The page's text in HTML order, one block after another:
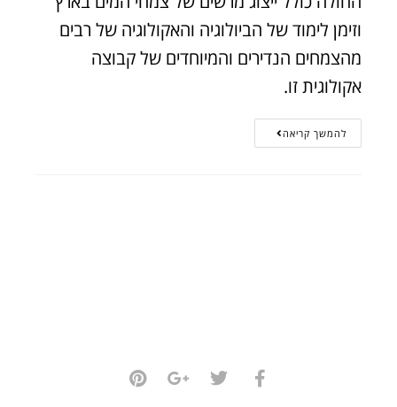
וזימן לימוד של הביולוגיה והאקולוגיה של רבים
מהצמחים הנדירים והמיוחדים של קבוצה
אקולוגית זו.
להמשך קריאה